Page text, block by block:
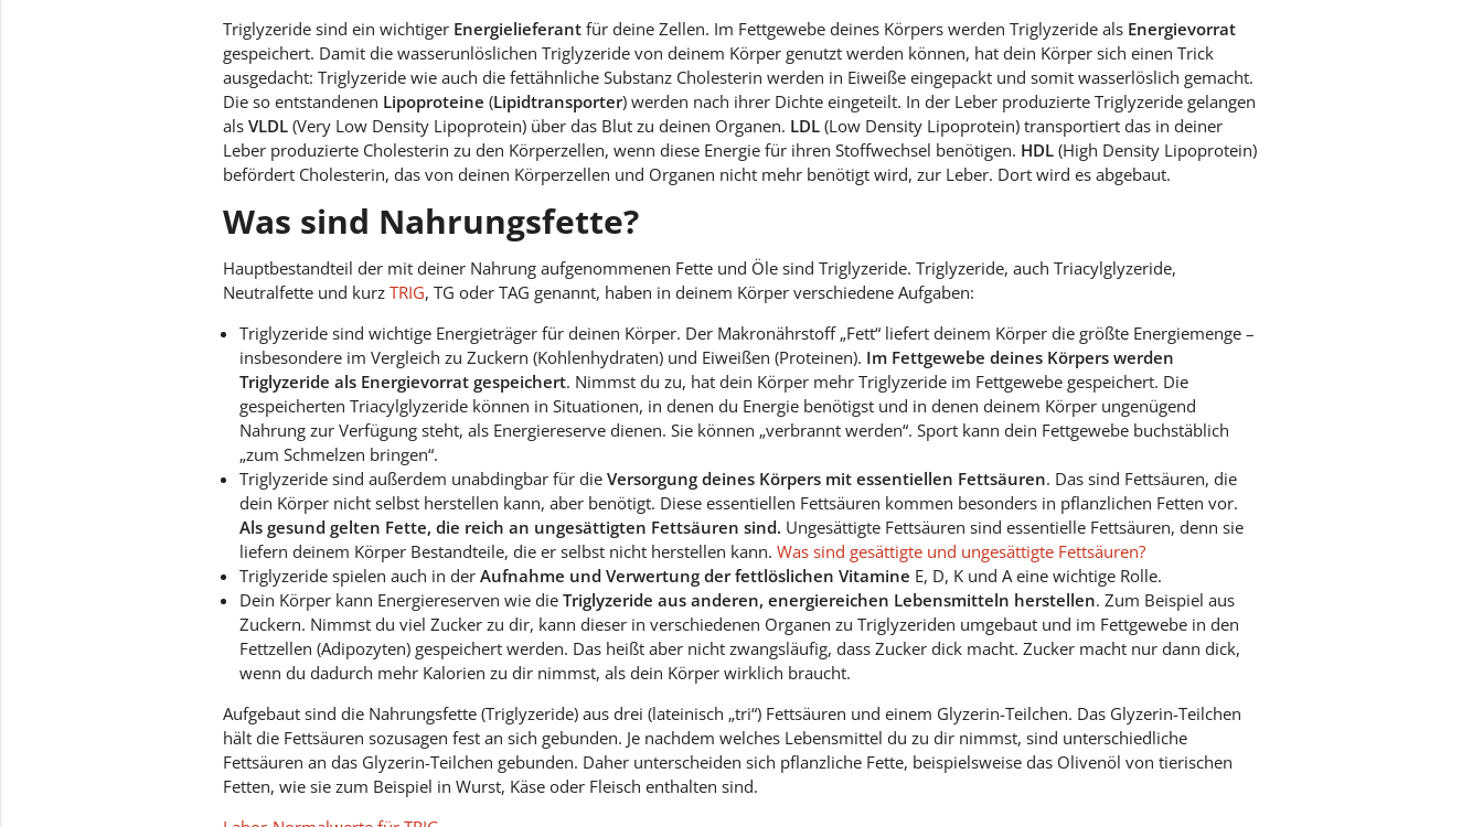
Triglyzeride sind ein wichtigerEnergielieferantfür deine Zellen. Im Fettgewebe deines Körpers werden Triglyzeride als Energievorrat
gespeichert. Damit die wasserunlöslichen Triglyzeride von deinem Körper genutzt werden können, hat dein Körper sich einen Trick
ausgedacht: Triglyzeride wie auch die fettähnliche Substanz Cholesterin werden in Eiweiße eingepackt und somit wasserlöslich gemacht.
Die so entstandenen Lipoproteine (Lipidtransporter) werden nach ihrer Dichte eingeteilt. In der Leber produzierte Triglyzeride gelangen
als VLDL(Very Low Density Lipoprotein) über das Blut zu deinen Organen. LDL(Low Density Lipoprotein) transportiert das in deiner
Leber produzierte Cholesterin zu den Körperzellen, wenn diese Energie für ihren Stoffwechsel benötigen. HDL(High Density Lipoprotein)
befördert Cholesterin, das von deinen Körperzellen und Organen nicht mehr benötigt wird, zur Leber. Dort wird es abgebaut.
Was sind Nahrungsfette?
Hauptbestandteil der mit deiner Nahrung aufgenommenen Fette und Öle sind Triglyzeride. Triglyzeride, auch Triacylglyzeride,
Neutralfette und kurz TRIG, TG oder TAG genannt, haben in deinem Körper verschiedene Aufgaben:
Triglyzeride sind wichtige Energieträger für deinen Körper. Der Makronährstoff „Fett“ liefert deinem Körper die größte Energiemenge –
insbesondere im Vergleich zu Zuckern (Kohlenhydraten) und Eiweißen (Proteinen). Im Fettgewebe deines Körpers werden
Triglyzeride als Energievorrat gespeichert. Nimmst du zu, hat dein Körper mehr Triglyzeride im Fettgewebe gespeichert. Die
gespeicherten Triacylglyzeride können in Situationen, in denen du Energie benötigst und in denen deinem Körper ungenügend
Nahrung zur Verfügung steht, als Energiereserve dienen. Sie können „verbrannt werden“. Sport kann dein Fettgewebe buchstäblich
„zum Schmelzen bringen“.
Triglyzeride sind außerdem unabdingbar für dieVersorgung deines Körpers mit essentiellen Fettsäuren. Das sind Fettsäuren, die
dein Körper nicht selbst herstellen kann, aber benötigt. Diese essentiellen Fettsäuren kommen besonders in pflanzlichen Fetten vor.
Als gesund gelten Fette, die reich an ungesättigten Fettsäuren sind. Ungesättigte Fettsäuren sind essentielle Fettsäuren, denn sie
liefern deinem Körper Bestandteile, die er selbst nicht herstellen kann. Was sind gesättigte und ungesättigte Fettsäuren?
Triglyzeride spielen auch in der Aufnahme und Verwertung der fettlöslichen Vitamine E, D, K und A eine wichtige Rolle.
Dein Körper kann Energiereserven wie die Triglyzeride aus anderen, energiereichen Lebensmitteln herstellen. Zum Beispiel aus
Zuckern. Nimmst du viel Zucker zu dir, kann dieser in verschiedenen Organen zu Triglyzeriden umgebaut und im Fettgewebe in den
Fettzellen (Adipozyten) gespeichert werden. Das heißt aber nicht zwangsläufig, dass Zucker dick macht. Zucker macht nur dann dick,
wenn du dadurch mehr Kalorien zu dir nimmst, als dein Körper wirklich braucht.
Aufgebaut sind die Nahrungsfette (Triglyzeride) aus drei (lateinisch „tri“) Fettsäuren und einem Glyzerin-Teilchen. Das Glyzerin-Teilchen
hält die Fettsäuren sozusagen fest an sich gebunden. Je nachdem welches Lebensmittel du zu dir nimmst, sind unterschiedliche
Fettsäuren an das Glyzerin-Teilchen gebunden. Daher unterscheiden sich pflanzliche Fette, beispielsweise das Olivenöl von tierischen
Fetten, wie sie zum Beispiel in Wurst, Käse oder Fleisch enthalten sind.